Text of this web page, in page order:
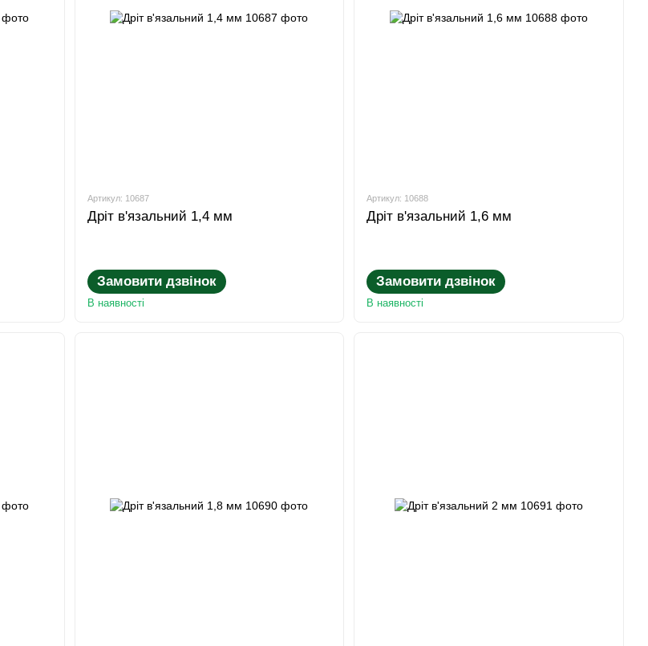
Артикул: 10687
Дріт в'язальний 1,4 мм
Замовити дзвінок
В наявності
Артикул: 10688
Дріт в'язальний 1,6 мм
Замовити дзвінок
В наявності